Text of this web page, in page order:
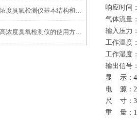
总结低浓度臭氧检测仪基本结构和检测原理
您知道高浓度臭氧检测仪的使用方法是怎样的吗？
响应时间
气体流量
输入压力
工作温度
工作湿度
输出信号
显
示：
电
源：
尺
寸： 3
重
量：